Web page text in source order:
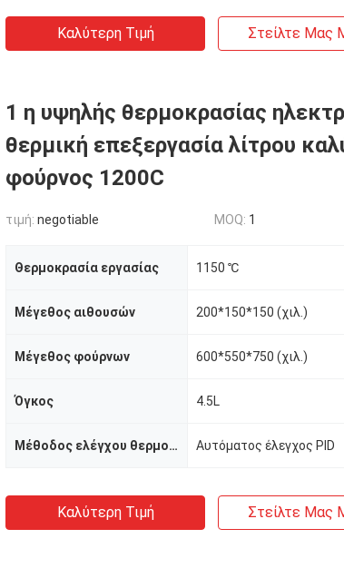
Καλύτερη Τιμή Στείλτε Μας
1 η υψηλής θερμοκρασίας
θερμική επεξεργασία λίτρου
φούρνος 1200C
τιμή: negotiable MOQ: 1
Θερμοκρασία εργασίας 1150 ℃
Μέγεθος αιθουσών 200*150*150 (χιλ.)
Μέγεθος φούρνων 600*550*750 (χιλ.)
Όγκος 4.5L
Μέθοδος ελέγχου θερμοκρασίας Αυτόματος έλεγχος PID
Καλύτερη Τιμή Στείλτε Μας